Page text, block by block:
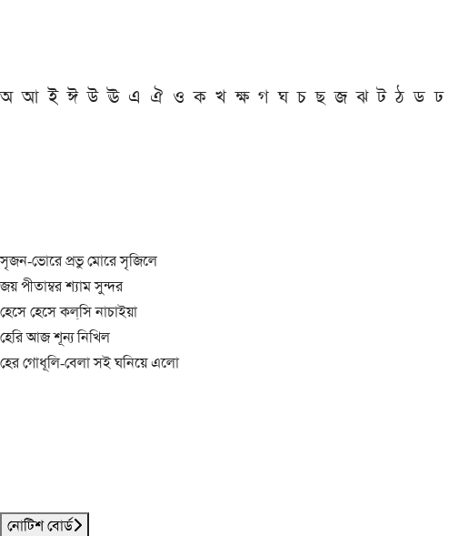
অ আ ই ঈ উ ঊ এ ঐ ও ক খ ক্ষ গ ঘ চ ছ জ ঝ ট ঠ ড ঢ
সৃজন-ভোরে প্রভু মোরে সৃজিলে
জয় পীতাম্বর শ্যাম সুন্দর
হেসে হেসে কল্‌সি নাচাইয়া
হেরি আজ শূন্য নিখিল
হের গোধূলি-বেলা সই ঘনিয়ে এলো
নোটিশ বোর্ড